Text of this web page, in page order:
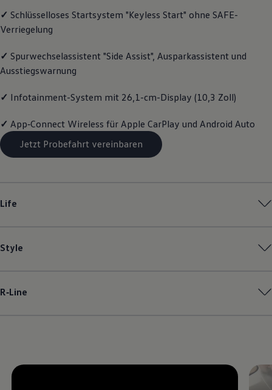
Motorenöl und Flüssigkeiten
Räder und Reifen
Volkswagen Teile
Modellspezifisches Zubehör
Transport
Individualisieren
Wallbox und Ladekabel
Digitale Extras
Dienste für Ihr Modell finden
✓ Schlüsselloses Startsystem "Keyless Start" ohne SAFE-
Verriegelung
✓ Spurwechselassistent "Side Assist", Ausparkassistent und
Ausstiegswarnung
✓ Infotainment-System mit 26,1-cm-Display (10,3 Zoll)
✓ App‑Connect Wireless für Apple CarPlay und Android Auto
Jetzt Probefahrt vereinbaren
Life
Style
R‑Line